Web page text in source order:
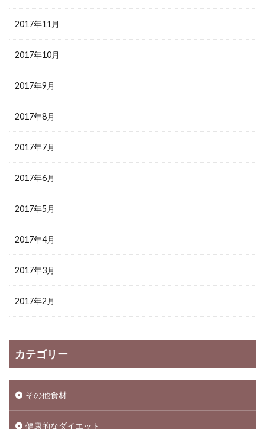
2017年11月
2017年10月
2017年9月
2017年8月
2017年7月
2017年6月
2017年5月
2017年4月
2017年3月
2017年2月
カテゴリー
その他食材
健康的なダイエット